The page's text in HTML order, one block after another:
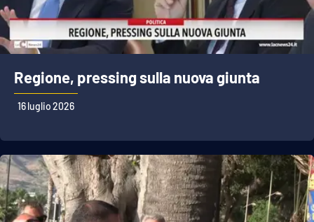
Regione, pressing sulla nuova giunta
16 luglio 2026